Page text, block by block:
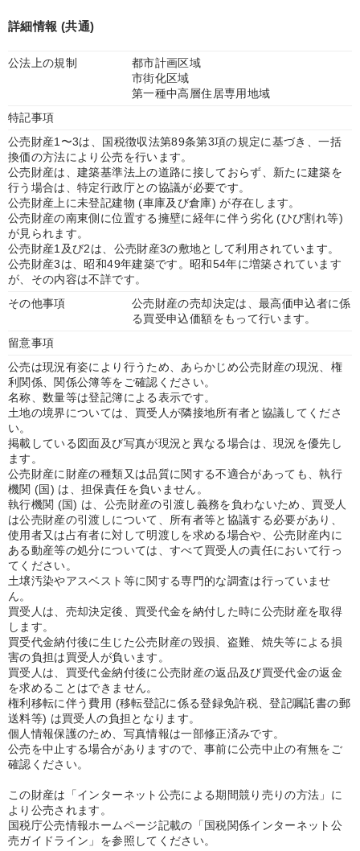
詳細情報 (共通)
公法上の規制
都市計画区域
市街化区域
第一種中高層住居専用地域
特記事項
公売財産1〜3は、国税徴収法第89条第3項の規定に基づき、一括
換価の方法により公売を行います。
公売財産は、建築基準法上の道路に接しておらず、新たに建築を
行う場合は、特定行政庁との協議が必要です。
公売財産上に未登記建物 (車庫及び倉庫) が存在します。
公売財産の南東側に位置する擁壁に経年に伴う劣化 (ひび割れ等)
が見られます。
公売財産1及び2は、公売財産3の敷地として利用されています。
公売財産3は、昭和49年建築です。昭和54年に増築されています
が、その内容は不詳です。
その他事項
公売財産の売却決定は、最高価申込者に係
る買受申込価額をもって行います。
留意事項
公売は現況有姿により行うため、あらかじめ公売財産の現況、権
利関係、関係公簿等をご確認ください。
名称、数量等は登記簿による表示です。
土地の境界については、買受人が隣接地所有者と協議してくださ
い。
掲載している図面及び写真が現況と異なる場合は、現況を優先し
ます。
公売財産に財産の種類又は品質に関する不適合があっても、執行
機関 (国) は、担保責任を負いません。
執行機関 (国) は、公売財産の引渡し義務を負わないため、買受人
は公売財産の引渡しについて、所有者等と協議する必要があり、
使用者又は占有者に対して明渡しを求める場合や、公売財産内に
ある動産等の処分については、すべて買受人の責任において行っ
てください。
土壌汚染やアスベスト等に関する専門的な調査は行っていませ
ん。
買受人は、売却決定後、買受代金を納付した時に公売財産を取得
します。
買受代金納付後に生じた公売財産の毀損、盗難、焼失等による損
害の負担は買受人が負います。
買受人は、買受代金納付後に公売財産の返品及び買受代金の返金
を求めることはできません。
権利移転に伴う費用 (移転登記に係る登録免許税、登記嘱託書の郵
送料等) は買受人の負担となります。
個人情報保護のため、写真情報は一部修正済みです。
公売を中止する場合がありますので、事前に公売中止の有無をご
確認ください。
この財産は「インターネット公売による期間競り売りの方法」に
より公売されます。
国税庁公売情報ホームページ記載の「国税関係インターネット公
売ガイドライン」を参照してください。